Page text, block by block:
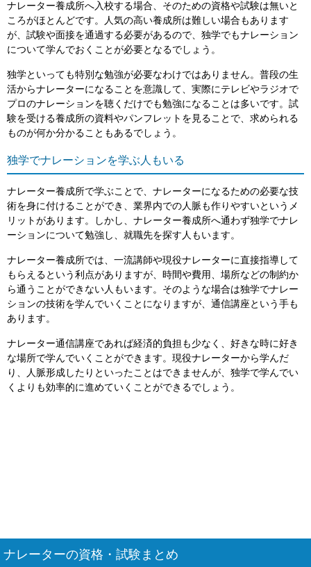
ナレーター養成所へ入校する場合、そのための資格や試験は無いと
ころがほとんどです。人気の高い養成所は難しい場合もあります
が、試験や面接を通過する必要があるので、独学でもナレーション
について学んでおくことが必要となるでしょう。
独学といっても特別な勉強が必要なわけではありません。普段の生
活からナレーターになることを意識して、実際にテレビやラジオで
プロのナレーションを聴くだけでも勉強になることは多いです。試
験を受ける養成所の資料やパンフレットを見ることで、求められる
ものが何か分かることもあるでしょう。
独学でナレーションを学ぶ人もいる
ナレーター養成所で学ぶことで、ナレーターになるための必要な技
術を身に付けることができ、業界内での人脈も作りやすいというメ
リットがあります。しかし、ナレーター養成所へ通わず独学でナレ
ーションについて勉強し、就職先を探す人もいます。
ナレーター養成所では、一流講師や現役ナレーターに直接指導して
もらえるという利点がありますが、時間や費用、場所などの制約か
ら通うことができない人もいます。そのような場合は独学でナレー
ションの技術を学んでいくことになりますが、通信講座という手も
あります。
ナレーター通信講座であれば経済的負担も少なく、好きな時に好き
な場所で学んでいくことができます。現役ナレーターから学んだ
り、人脈形成したりといったことはできませんが、独学で学んでい
くよりも効率的に進めていくことができるでしょう。
ナレーターの資格・試験まとめ